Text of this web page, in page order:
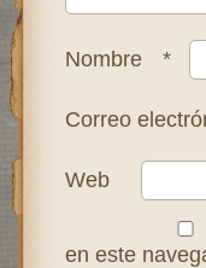
Nombre *
Correo
Web
en este